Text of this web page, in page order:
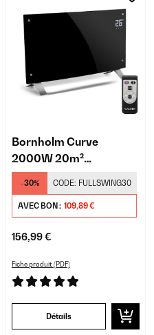
Bornholm Curve
2000W 20m²
Convecteur Électrique
Noir
-30% CODE: FULLSWING30
AVEC BON : 109,89 €
156,99 €
Fiche produit (PDF)
Détails